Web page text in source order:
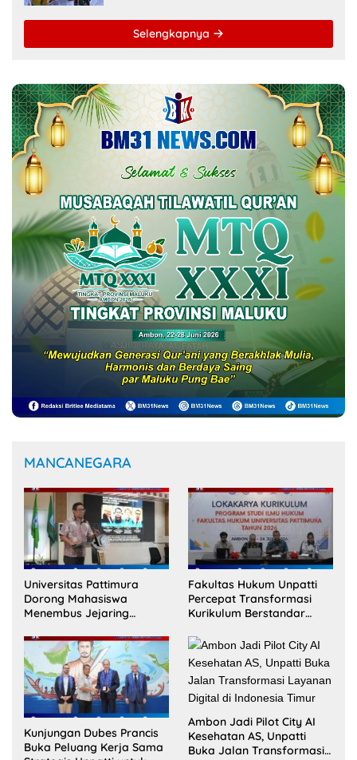
20 Juli 2026
Di Tengah Efisiensi Anggaran, Maluku
Selengkapnya
MANCANEGARA
Universitas Pattimura
Dorong Mahasiswa
Menembus Jejaring
Akademik Global Lewat
Kolaborasi Diaspora
Indonesia
Fakultas Hukum Unpatti
Percepat Transformasi
Kurikulum Berstandar
Akreditasi ACQUIN